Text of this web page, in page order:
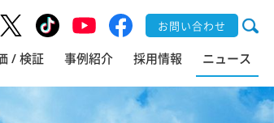
お問い合わせ
/ 検証 事例紹介 採用情報 ニュース